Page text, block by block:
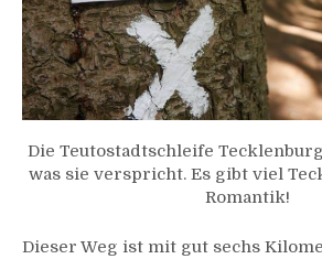
Die Teutostadtschleife
was sie verspricht. Es gibt viel
Romantik!
Dieser Weg ist mit gut sechs